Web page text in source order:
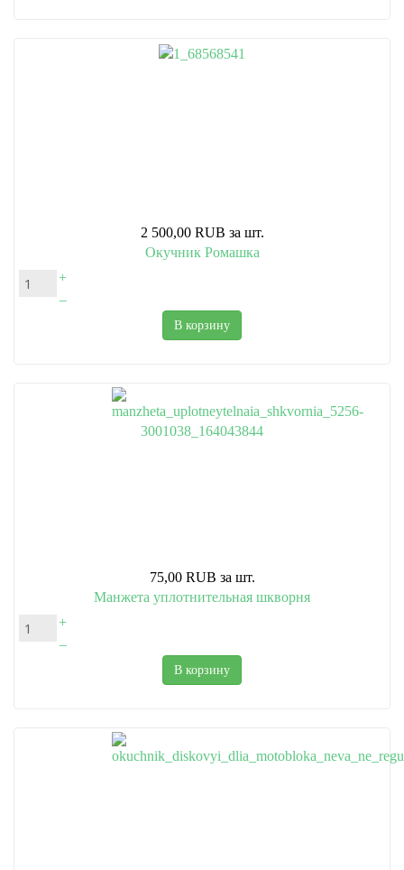
2 500,00 RUB за шт.
Окучник Ромашка
+
–
В корзину
75,00 RUB за шт.
Манжета уплотнительная шкворня
+
–
В корзину